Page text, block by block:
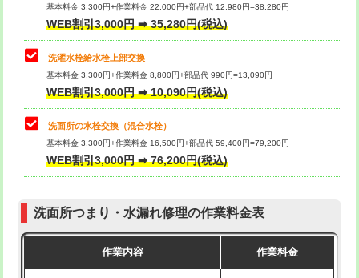
排水管工事（排水管工事/3ｍまで） 55,000円
排水管工事（追加 排水管工事/3ｍ超
え）
マス交換（土の掘削・埋め戻し作業）
マス交換（深さ50㎝未満）
マス交換（深さ50㎝以上）
モルタル補修（厚さ10㎝まで） 27,500円
その他部品の脱着
交換・取付（タンク）
交換・取付(単水栓（壁付・デッキ
式）)
交換・取付(混合水栓（壁付・デッキ
式・ワンホール）)
16,500円+材料費
（P/S/ポップアップ））
交換・取付（その他部品） 11,000円+材料費
持込商品取付（単水栓） 13,200円
基本料金 3,300円+作業料金 22,000円+部品代 12,980円=38,280円
WEB割引3,000円 ➡ 35,280円(税込)
洗濯水栓給水栓上部交換
基本料金 3,300円+作業料金 8,800円+部品代 990円=13,090円
WEB割引3,000円 ➡ 10,090円(税込)
洗面所の水栓交換（混合水栓）
基本料金 3,300円+作業料金 16,500円+部品代 59,400円=79,200円
WEB割引3,000円 ➡ 76,200円(税込)
洗面所つまり・水漏れ修理の作業料金表
作業内容 作業料金